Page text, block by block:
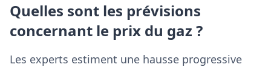
Quelles sont les prévisions
concernant le prix du gaz ?
Les experts estiment une hausse progressive